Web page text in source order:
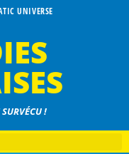
UNIVERSE
!